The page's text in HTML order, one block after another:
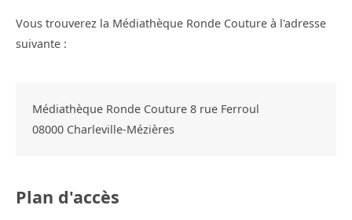
Vous trouverez la Médiathèque Ronde Couture à l'adresse
suivante :
Médiathèque Ronde Couture 8 rue Ferroul
08000 Charleville-Mézières
Plan d'accès